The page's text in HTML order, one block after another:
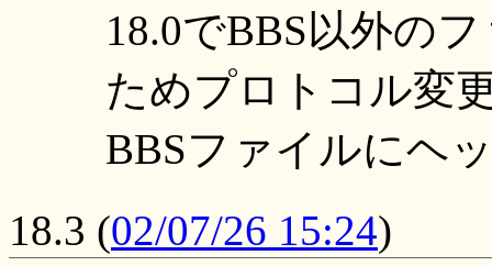
18.0でBBS以外の
ためプロトコル変
BBSファイルにヘ
18.3 (02/07/26 15:24)